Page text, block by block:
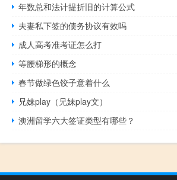
年数总和法计提折旧的计算公式
夫妻私下签的债务协议有效吗
成人高考准考证怎么打
等腰梯形的概念
春节做绿色饺子意着什么
兄妹play（兄妹play文）
澳洲留学六大签证类型有哪些？